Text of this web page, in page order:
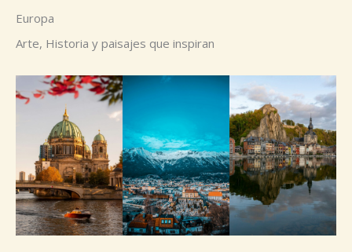
Europa
Arte, Historia y paisajes que inspiran